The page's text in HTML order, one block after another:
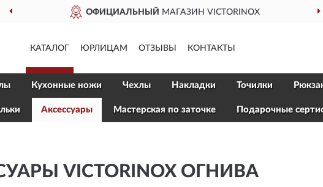
ОФИЦИАЛЬНЫЙ МАГАЗИН VICTORINOX
КАТАЛОГ ЮРЛИЦАМ ОТЗЫВЫ КОНТАКТЫ
Кухонные ножи Чехлы Накладки Точилки
Aксессуары Мастерская по заточке Подарочные
VICTORINOX ОГНИВА